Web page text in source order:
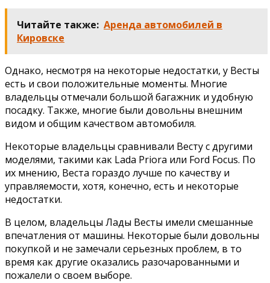
Читайте также: Аренда автомобилей в
Кировске
Однако, несмотря на некоторые недостатки, у Весты
есть и свои положительные моменты. Многие
владельцы отмечали большой багажник и удобную
посадку. Также, многие были довольны внешним
видом и общим качеством автомобиля.
Некоторые владельцы сравнивали Весту с другими
моделями, такими как Lada Priora или Ford Focus. По
их мнению, Веста гораздо лучше по качеству и
управляемости, хотя, конечно, есть и некоторые
недостатки.
В целом, владельцы Лады Весты имели смешанные
впечатления от машины. Некоторые были довольны
покупкой и не замечали серьезных проблем, в то
время как другие оказались разочарованными и
пожалели о своем выборе.